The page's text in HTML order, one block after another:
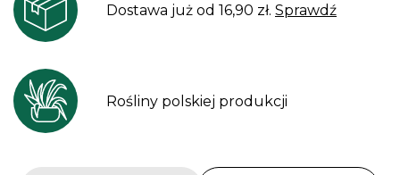
Dostawa już od 16,90 zł. Sprawdź
Rośliny polskiej produkcji